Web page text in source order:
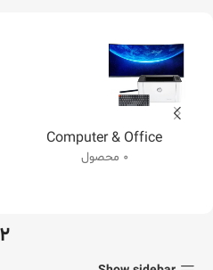
Computer & Office
0 محصول